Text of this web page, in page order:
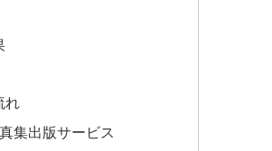
れ
集出版サービス